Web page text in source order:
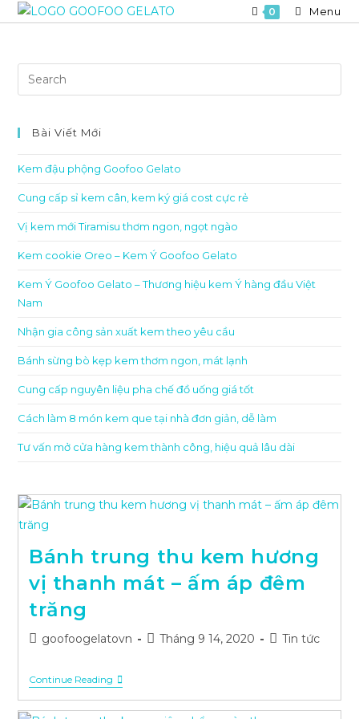
Skip
0 Menu
Bài Viết Mới
Kem đậu phộng Goofoo Gelato
Cung cấp sỉ kem cân, kem ký giá cost cực rẻ
Vị kem mới Tiramisu thơm ngon, ngọt ngào
Kem cookie Oreo – Kem Ý Goofoo Gelato
Kem Ý Goofoo Gelato – Thương hiệu kem Ý hàng đầu Việt
Nam
Nhận gia công sản xuất kem theo yêu cầu
Bánh sừng bò kẹp kem thơm ngon, mát lạnh
Cung cấp nguyên liệu pha chế đồ uống giá tốt
Cách làm 8 món kem que tại nhà đơn giản, dễ làm
Tư vấn mở cửa hàng kem thành công, hiệu quả lâu dài
Bánh trung thu kem hương
vị thanh mát – ấm áp đêm
trăng
Postgoofoogelatovn
PostTháng 9 14, 2020
PostTin tức
Continue ReadingBánh
Trung
Thu